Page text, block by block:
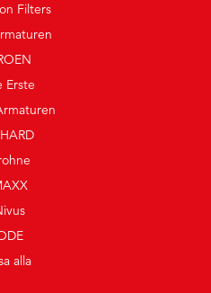
Filters
Erste
alla